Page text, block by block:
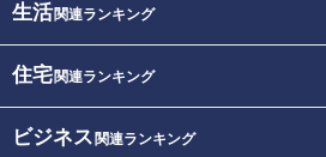
生活関連ランキング
住宅関連ランキング
ビジネス 関連ランキング